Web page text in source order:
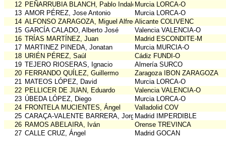
12 PEÑARRUBIA BLANCH, Pablo IndalecioMurcia LORCA-O
13 AMOR PÉREZ, Jose Antonio
Murcia LORCA-O
14 ALFONSO ZARAGOZA, Miguel AlfredoAlicante COLIVENC
15 GARCÍA CALADO, Alberto José
Valencia VALENCIA-O
16 TRÍAS MARTÍNEZ, Juan
Madrid ESCONDITE-M
17 MARTINEZ PINEDA, Jonatan
Murcia MURCIA-O
18 URIÉN PÉREZ, Saúl
Cádiz FUNDI-O
19 TEJERO RIOSERAS, Ignacio
Almería SURCO
20 FERRANDO QUÍLEZ, Guillermo
Zaragoza IBON ZARAGOZA
21 MATEOS LÓPEZ, David
Murcia LORCA-O
22 PELLICER DE JUAN, Eduardo
Valencia VALENCIA-O
23 ÚBEDA LÓPEZ, Diego
Murcia LORCA-O
24 FRONTELA MUCIENTES, Ángel
Valladolid COV
25 CARAÇA-VALENTE BARRERA, JorgeMadrid IMPERDIBLE
26 RAMOS ABELAIRA, Iván
Orense TREVINCA
27 CALLE CRUZ, Ángel Madrid GOCAN